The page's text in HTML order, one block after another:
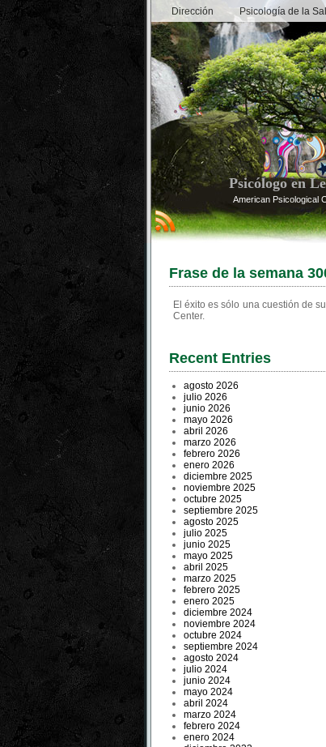
Dirección Psicología de la
Psicólogo en
American Psicological
Frase de la semana
El éxito es sólo una cuestión de
Center.
Recent Entries
agosto 2026
julio 2026
junio 2026
mayo 2026
abril 2026
marzo 2026
febrero 2026
enero 2026
diciembre 2025
noviembre 2025
octubre 2025
septiembre 2025
agosto 2025
julio 2025
junio 2025
mayo 2025
abril 2025
marzo 2025
febrero 2025
enero 2025
diciembre 2024
noviembre 2024
octubre 2024
septiembre 2024
agosto 2024
julio 2024
junio 2024
mayo 2024
abril 2024
marzo 2024
febrero 2024
enero 2024